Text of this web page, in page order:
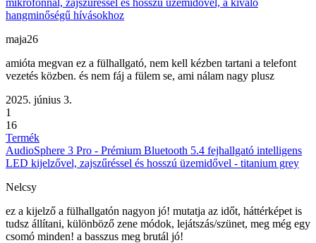
hangminőségű hívásokhoz
maja26
amióta megvan ez a fülhallgató, nem kell kézben tartani a telefont
vezetés közben. és nem fáj a fülem se, ami nálam nagy plusz
2025. június 3.
1
16
Termék
AudioSphere 3 Pro - Prémium Bluetooth 5.4 fejhallgató intelligens
LED kijelzővel, zajszűréssel és hosszú üzemidővel - titanium grey
Nelcsy
ez a kijelző a fülhallgatón nagyon jó! mutatja az időt, háttérképet is
tudsz állítani, különböző zene módok, lejátszás/szünet, meg még egy
csomó minden! a basszus meg brutál jó!